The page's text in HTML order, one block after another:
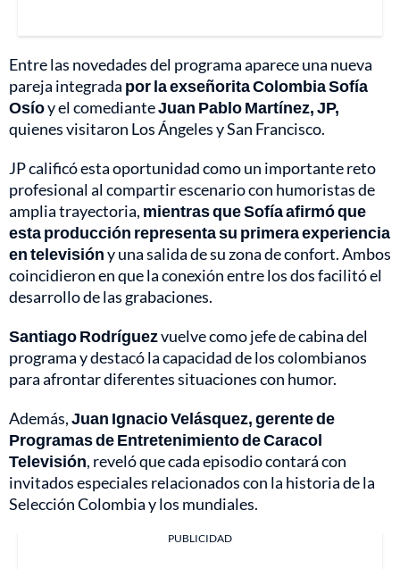
Entre las novedades del programa aparece una nueva
pareja integrada por la exseñorita Colombia Sofía
Osíoy el comedianteJuan Pablo Martínez, JP,
quienes visitaron Los Ángeles y San Francisco.
JP calificó esta oportunidad como un importante reto
profesional al compartir escenario con humoristas de
amplia trayectoria, mientras que Sofía afirmó que
esta producción representa su primera experiencia
en televisióny una salida de su zona de confort. Ambos
coincidieron en que la conexión entre los dos facilitó el
desarrollo de las grabaciones.
Santiago Rodríguezvuelve como jefe de cabina del
programa y destacó la capacidad de los colombianos
para afrontar diferentes situaciones con humor.
Además,Juan Ignacio Velásquez, gerente de
Programas de Entretenimiento de Caracol
Televisión, reveló que cada episodio contará con
invitados especiales relacionados con la historia de la
Selección Colombia y los mundiales.
PUBLICIDAD